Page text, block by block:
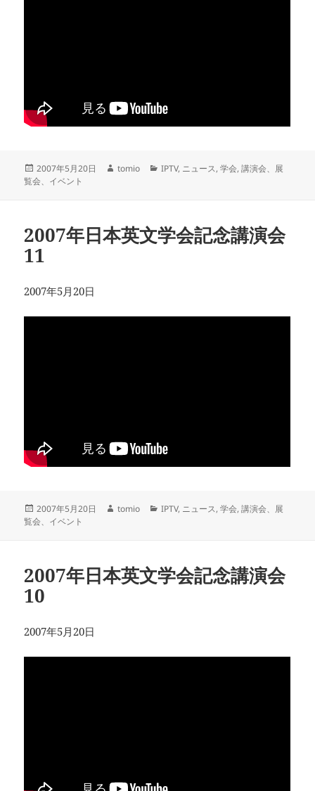
投
稿
2007年5月20日
作
tomio
カ
IPTV, ニュース,学会,講演会、展
覧会、イベント
2007年日本英文学会記念講演会
11
2007年5月20日
投
稿
2007年5月20日
作
tomio
カ
IPTV, ニュース,学会,講演会、展
覧会、イベント
2007年日本英文学会記念講演会
10
2007年5月20日